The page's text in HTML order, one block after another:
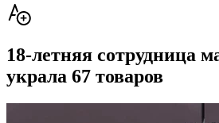
18-летняя сотрудница
украла 67 товаров